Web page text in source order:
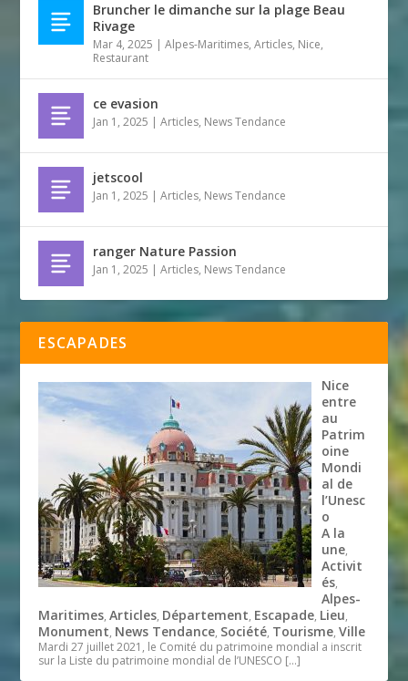
Bruncher le dimanche sur la plage Beau
Rivage
Mar 4, 2025 |Alpes-Maritimes,Articles, Nice,
Restaurant
ce evasion
Jan 1, 2025 |Articles, News Tendance
jetscool
Jan 1, 2025 |Articles, News Tendance
ranger Nature Passion
Jan 1, 2025 |Articles, News Tendance
ESCAPADES
Nice
entre
au
Patrim
oine
Mondi
al de
l’Unesc
o
A la
une,
Activit
és,
Alpes-
Maritimes,Articles, Département, Escapade, Lieu,
Monument, News Tendance, Société, Tourisme,Ville
Mardi 27 juillet 2021, le Comité du patrimoine mondial a inscrit
sur la Liste du patrimoine mondial de l’UNESCO […]